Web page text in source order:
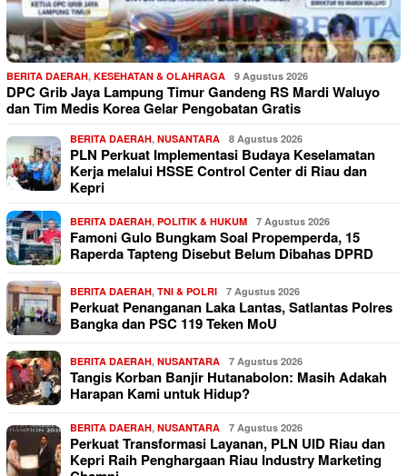
BERITA DAERAH, KESEHATAN & OLAHRAGA 9 Agustus 2026
DPC Grib Jaya Lampung Timur Gandeng RS Mardi Waluyo
dan Tim Medis Korea Gelar Pengobatan Gratis
BERITA DAERAH, NUSANTARA 8 Agustus 2026
PLN Perkuat Implementasi Budaya Keselamatan
Kerja melalui HSSE Control Center di Riau dan
Kepri
BERITA DAERAH, POLITIK & HUKUM 7 Agustus 2026
Famoni Gulo Bungkam Soal Propemperda, 15
Raperda Tapteng Disebut Belum Dibahas DPRD
BERITA DAERAH, TNI & POLRI 7 Agustus 2026
Perkuat Penanganan Laka Lantas, Satlantas Polres
Bangka dan PSC 119 Teken MoU
BERITA DAERAH, NUSANTARA 7 Agustus 2026
Tangis Korban Banjir Hutanabolon: Masih Adakah
Harapan Kami untuk Hidup?
BERITA DAERAH, NUSANTARA 7 Agustus 2026
Perkuat Transformasi Layanan, PLN UID Riau dan
Kepri Raih Penghargaan Riau Industry Marketing